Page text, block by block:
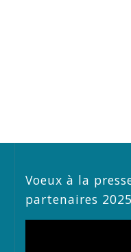
Voeux à la
partenaires 2025